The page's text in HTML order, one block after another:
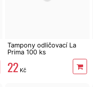
Tampony odličovací La
Prima 100 ks
22 Kč